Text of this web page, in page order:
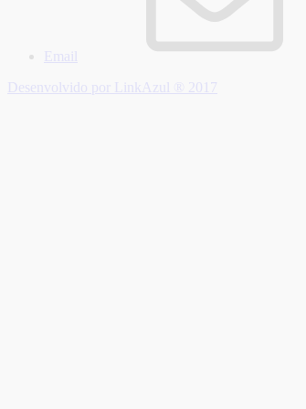
Email
Desenvolvido por LinkAzul ® 2017